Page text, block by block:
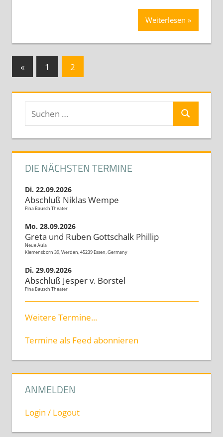
Weiterlesen
Seitennummerierung
Beiträge
«Vorherige
Beiträge
1 2
Suchen
nach:
Suchen
DIE NÄCHSTEN TERMINE
Di. 22.09.2026
Abschluß Niklas Wempe
Pina Bausch Theater
Mo. 28.09.2026
Greta und Ruben Gottschalk Phillip
Neue Aula
Klemensborn 39, Werden, 45239 Essen, Germany
Di. 29.09.2026
Abschluß Jesper v. Borstel
Pina Bausch Theater
Weitere Termine...
Termine als Feed abonnieren
ANMELDEN
Login / Logout